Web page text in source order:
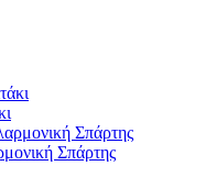
Beach Soccer ο Π.
των «κληρονόμων»
εικόνες φέρνουν στο
Σπάρτης